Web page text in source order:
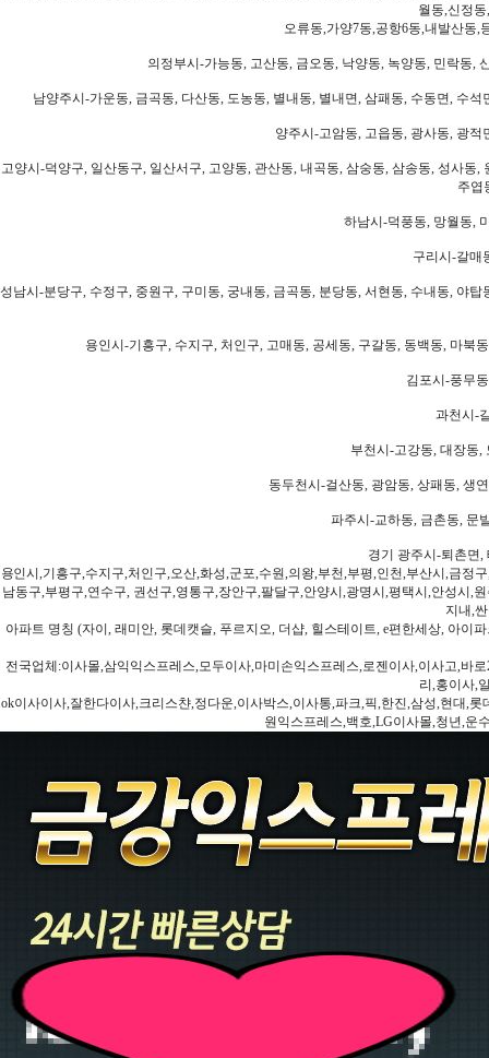
월동,신정
오류동,가양7동,공항6동,내발산동,
의정부시-가능동, 고산동, 금오동, 낙양동, 녹양동, 민락동,
남양주시-가운동, 금곡동, 다산동, 도농동, 별내동, 별내면, 삼패동, 수동면, 수
양주시-고암동, 고읍동, 광사동, 광
고양시-덕양구, 일산동구, 일산서구, 고양동, 관산동, 내곡동, 삼숭동, 삼송동, 성사
주엽
하남시-덕풍동, 망월동,
구리시-갈매
성남시-분당구, 수정구, 중원구, 구미동, 궁내동, 금곡동, 분당동, 서현동, 수내동, 야
용인시-기흥구, 수지구, 처인구, 고매동, 공세동, 구갈동, 동백동, 마북
김포시-풍무
과천시-
부천시-고강동, 대장동,
동두천시-걸산동, 광암동, 상패동, 생
파주시-교하동, 금촌동, 문
경기 광주시-퇴촌면,
용인시,기흥구,수지구,처인구,오산,화성,군포,수원,의왕,부천,부평,인천,부산시,금
남동구,부평구,연수구, 권선구,영통구,장안구,팔달구,안양시,광명시,평택시,안성시,
지내,
아파트 명칭 (자이, 래미안, 롯데캣슬, 푸르지오, 더샵, 힐스테이트, e편한세상, 아이
전국업체:이사몰,삼익익스프레스,모두이사,마미손익스프레스,로젠이사,이사고,바
리,홍이사,
ok이사이사,잘한다이사,크리스챤,정다운,이사박스,이사통,파크,픽,한진,삼성,현대,
원익스프레스,백호,LG이사몰,청년,운